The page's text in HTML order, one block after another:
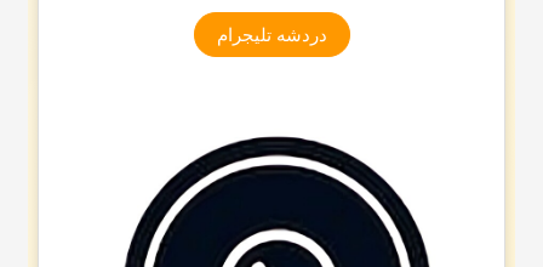
دردشه تلیجرام